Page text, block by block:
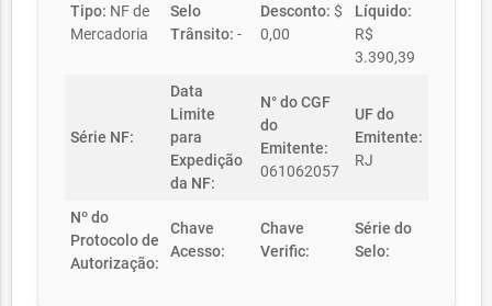
Tipo: NF de
Mercadoria
Selo
Trânsito: -
Desconto: $
0,00
Líquido:
R$
3.390,39
Série NF:
Data
Limite
para
Expedição
da NF:
N° do CGF
do
Emitente:
061062057
UF do
Emitente:
RJ
Nº do
Protocolo de
Autorização:
Chave
Acesso:
Chave
Verific:
Série do
Selo: